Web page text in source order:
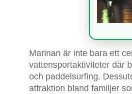
Marinan är inte bara ett
vattensportaktiviteter där
och paddelsurfing.
attraktion bland familjer